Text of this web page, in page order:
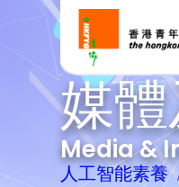
媒
Media &
人工智能素養